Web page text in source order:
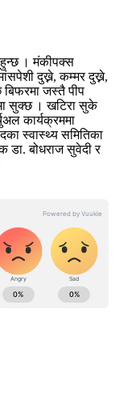
। मंकीपक्स
दुख्ने, कम्मर दुख्ने,
जस्तै पीप
सुक्छ । खटिरा सुके
कार्यक्रममा
स्वास्थ्य समितिका
डा. बोधराज सुवेदी र